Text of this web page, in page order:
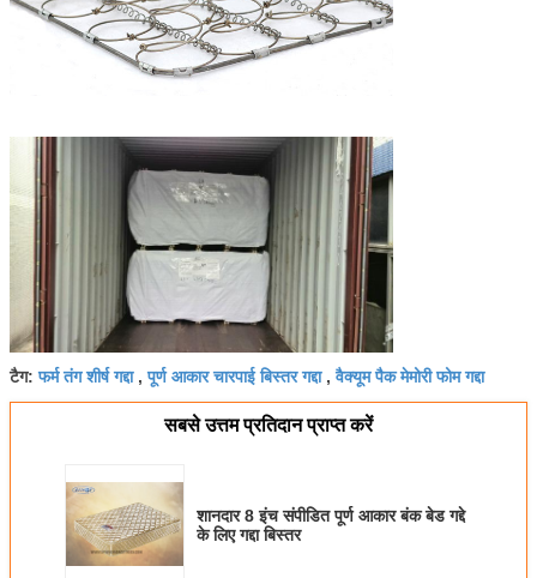
टैग:फर्म तंग शीर्ष गद्दा,पूर्ण आकार चारपाई बिस्तर गद्दा,वैक्यूम पैक मेमोरी फोम गद्दा
सबसे उत्तम प्रतिदान प्राप्त करें
शानदार 8 इंच संपीडित पूर्ण आकार बंक बेड गद्दे
के लिए गद्दा बिस्तर